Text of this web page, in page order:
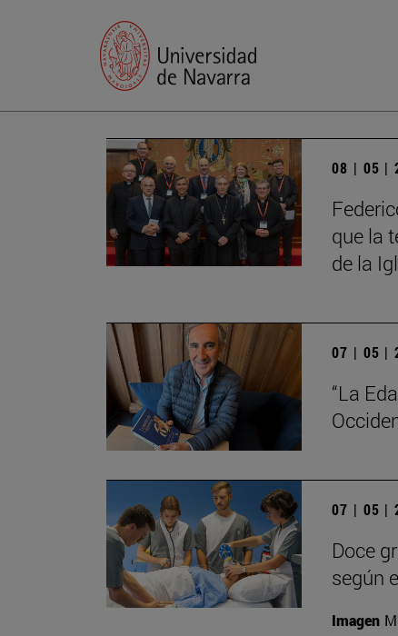
08 | 05 |
que la
de la
07 | 05 |
“La
07 | 05 |
Doce
según
Imagen